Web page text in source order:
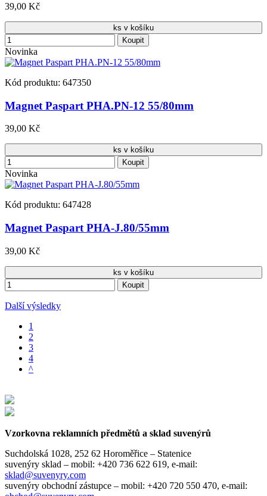
39,00 Kč
ks v košíku
Koupit
Novinka
Kód produktu: 647350
Magnet Paspart PHA.PN-12 55/80mm
39,00 Kč
ks v košíku
Koupit
Novinka
Kód produktu: 647428
Magnet Paspart PHA-J.80/55mm
39,00 Kč
ks v košíku
Koupit
Další výsledky
1
2
3
4
^
Vzorkovna reklamních předmětů a sklad suvenýrů
Suchdolská 1028, 252 62 Horoměřice – Statenice
suvenýry sklad – mobil: +420 736 622 619, e-mail:
sklad@suvenyry.com
suvenýry obchodní zástupce – mobil: +420 720 550 470, e-mail: